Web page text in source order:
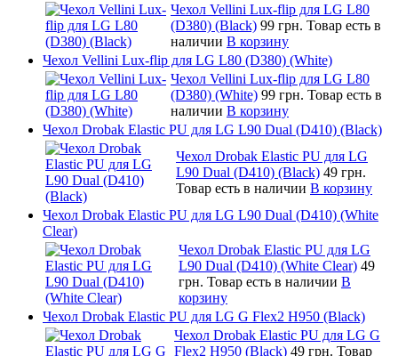
Чехол Vellini Lux-flip для LG L80
(D380) (Black) 99 грн. Товар есть в
наличии В корзину
Чехол Vellini Lux-flip для LG L80 (D380) (White)
Чехол Vellini Lux-flip для LG L80
(D380) (White) 99 грн. Товар есть в
наличии В корзину
Чехол Drobak Elastic PU для LG L90 Dual (D410) (Black)
Чехол Drobak Elastic PU для LG
L90 Dual (D410) (Black) 49 грн.
Товар есть в наличии В корзину
Чехол Drobak Elastic PU для LG L90 Dual (D410) (White
Clear)
Чехол Drobak Elastic PU для LG
L90 Dual (D410) (White Clear) 49
грн. Товар есть в наличии В
корзину
Чехол Drobak Elastic PU для LG G Flex2 H950 (Black)
Чехол Drobak Elastic PU для LG G
Flex2 H950 (Black) 49 грн. Товар